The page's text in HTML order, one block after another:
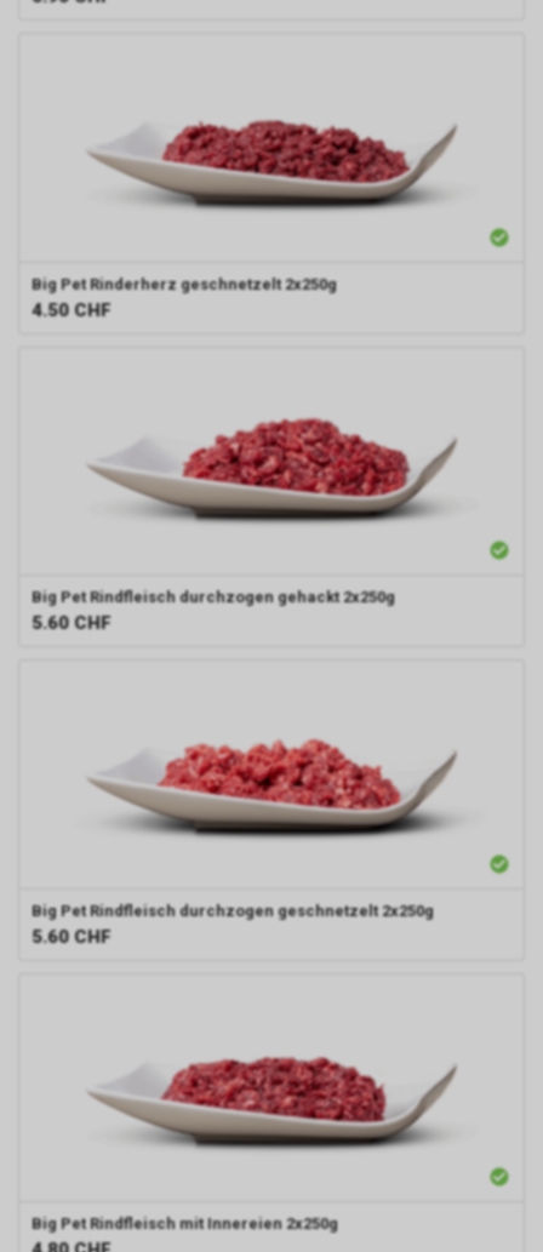
Big Pet Rinderherz geschnetzelt 2x250g
4.50 CHF
Big Pet Rindfleisch durchzogen gehackt 2x250g
5.60 CHF
Big Pet Rindfleisch durchzogen geschnetzelt 2x250g
5.60 CHF
Big Pet Rindfleisch mit Innereien 2x250g